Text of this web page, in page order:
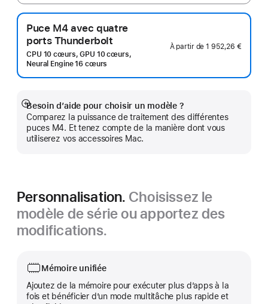
Puce M4 avec quatre
ports Thunderbolt
CPU 10 cœurs, GPU 10 cœurs,
Neural Engine 16 cœurs
À partir de1 952,26 €
Besoin d’aide pour choisir un modèle ?
Comparez la puissance de traitement des différentes
puces M4. Et tenez compte de la manière dont vous
utiliserez vos accessoires Mac.
Afficher
plus
Personnalisation. Choisissez le
modèle de série ou apportez des
modifications.
Mémoire unifiée
Ajoutez de la mémoire pour exécuter plus d’apps à la
fois et bénéficier d’un mode multitâche plus rapide et